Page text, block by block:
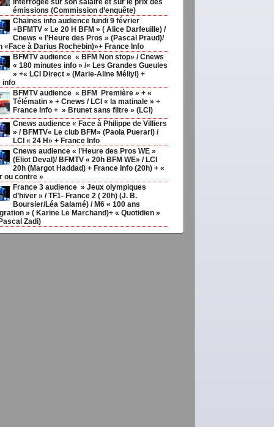
,
interrogée sur son salaire et sur le prix des
émissions (Commission d’enquête)
Chaines info audience lundi 9 février
+BFMTV « Le 20 H BFM » ( Alice Darfeuille) /
Cnews « l’Heure des Pros » (Pascal Praud)/
«Face à Darius Rochebin)»+ France Info
BFMTV audience « BFM Non stop» / Cnews
« 180 minutes info » /« Les Grandes Gueules
» +« LCI Direct » (Marie-Aline Méliyi) +
info
BFMTV audience « BFM Première » + «
Télématin » + Cnews / LCI « la matinale » +
France Info + » Brunet sans filtre » (LCI)
Cnews audience « Face à Philippe de Villiers
» / BFMTV« Le club BFM» (Paola Puerari) /
LCI « 24 H» + France Info
Cnews audience « l’Heure des Pros WE »
(Eliot Deval)/ BFMTV « 20h BFM WE» / LCI
20h (Margot Haddad) + France Info (20h) + «
ou contre »
France 3 audience » Jeux olympiques
d’hiver » / TF1- France 2 ( 20h) (J. B.
Boursier/Léa Salamé) / M6 « 100 ans
» ( Karine Le Marchand)+ « Quotidien »
Zadi)